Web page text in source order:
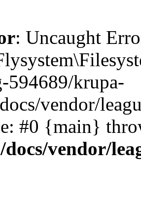
: Uncaught
594689/krupa-
vendor/
#0 {main}
vendor/